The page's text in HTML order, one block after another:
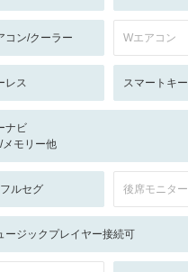
コン/クーラー Wエアコン
レス スマートキー
ナビ
メモリー他
ルセグ 後席モニター
ージックプレイヤー接続可